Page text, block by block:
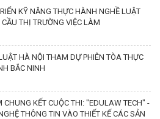
KỸ NĂNG THỰC HÀNH NGHỀ LUẬT
THỊ TRƯỜNG VIỆC LÀM
HÀ NỘI THAM DỰ PHIÊN TÒA THỰC
BẮC NINH
KẾT CUỘC THI: "EDULAW TECH" -
THÔNG TIN VÀO THIẾT KẾ CÁC SẢN